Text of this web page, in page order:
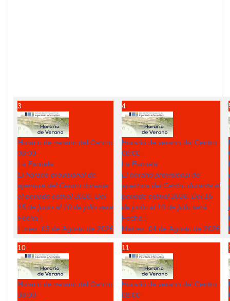
3
Horario de verano del Centro
08:00
La Escuela
El horario provisional de
apertura del Centro durante
el periodo estival 2026: Del
15 de junio al 10 de julio será
Fecha :
Lunes, 03 de Agosto de 2026
4
Horario de verano del Centro
08:00
La Escuela
El horario provisional de
apertura del Centro durante el
periodo estival 2026: Del 15
de junio al 10 de julio será
Fecha :
Martes, 04 de Agosto de 2026
10
Horario de verano del Centro
08:00
11
Horario de verano del Centro
08:00